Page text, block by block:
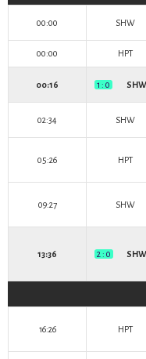
00:00 SHW
00:00 HPT
00:16 1 : 0 SHW
02:34 SHW
05:26 HPT
09:27 SHW
13:36 2 : 0 SHW
16:26 HPT